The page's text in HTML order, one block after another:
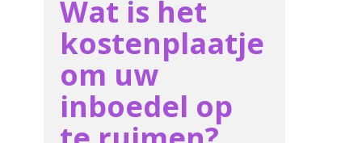
Wat is het
kostenplaatje
om uw
inboedel op